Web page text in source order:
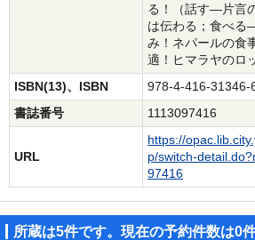
る！（話す―片言
は伝わる；食べる
み！ネパールの食
適！ヒマラヤのロ
ISBN(13)、ISBN
978-4-416-
書誌番号
1113097416
URL
https://
p/switch-
97416
所蔵は5件です。現在の予約件数は0件